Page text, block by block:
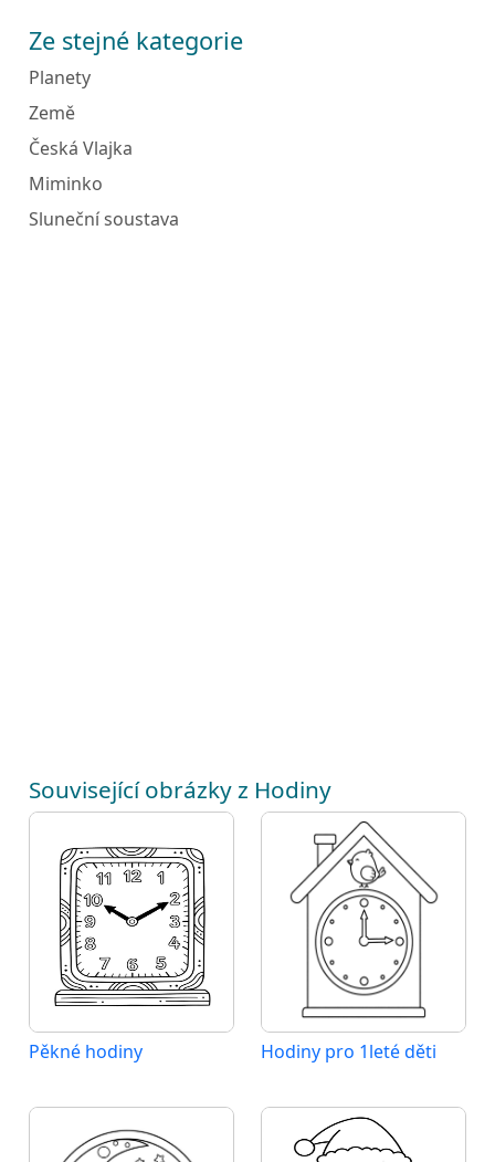
Ze stejné kategorie
Planety
Země
Česká Vlajka
Miminko
Sluneční soustava
Související obrázky z Hodiny
Pěkné hodiny Hodiny pro 1leté děti